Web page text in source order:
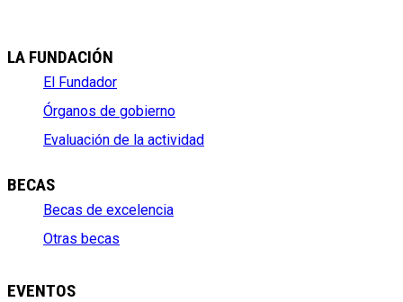
LA FUNDACIÓN
El Fundador
Órganos de gobierno
Evaluación de la actividad
BECAS
Becas de excelencia
Otras becas
EVENTOS